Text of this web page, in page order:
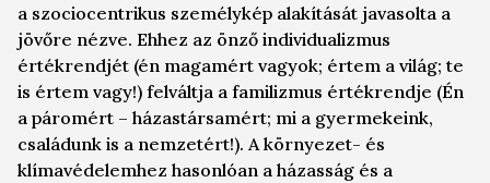
a szociocentrikus személykép alakítását javasolta a
jövőre nézve. Ehhez az önző individualizmus
értékrendjét (én magamért vagyok; értem a világ; te
is értem vagy!) felváltja a familizmus értékrendje (Én
a páromért – házastársamért; mi a gyermekeink,
családunk is a nemzetért!). A környezet- és
klímavédelemhez hasonlóan a házasság és a